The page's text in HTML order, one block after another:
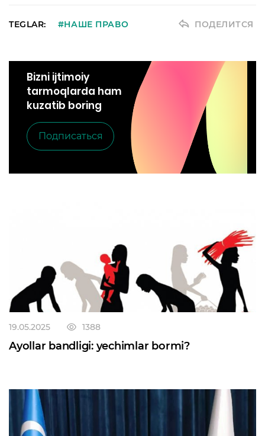
TEGLAR: #НАШЕ ПРАВО ПОДЕЛИТСЯ
Bizni ijtimoiy
tarmoqlarda ham
kuzatib boring
Подписаться
19.05.2025 1388
Ayollar bandligi: yechimlar bormi?